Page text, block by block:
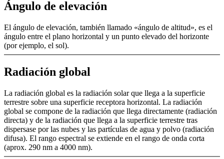
Ángulo de elevación
El ángulo de elevación, también llamado «ángulo de altitud», es el
ángulo entre el plano horizontal y un punto elevado del horizonte
(por ejemplo, el sol).
Radiación global
La radiación global es la radiación solar que llega a la superficie
terrestre sobre una superficie receptora horizontal. La radiación
global se compone de la radiación que llega directamente (radiación
directa) y de la radiación que llega a la superficie terrestre tras
dispersase por las nubes y las partículas de agua y polvo (radiación
difusa). El rango espectral se extiende en el rango de onda corta
(aprox. 290 nm a 4000 nm).